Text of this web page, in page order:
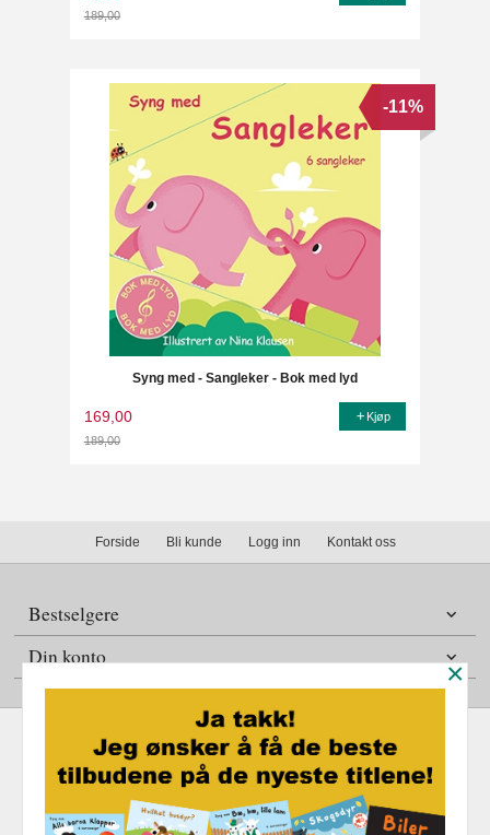
189,00
Syng med - Sangleker - Bok med lyd
169,00
189,00
-11%
Kjøp
Forside Bli kunde Logg inn Kontakt oss
Bestselgere
Din konto
Kjøpsbetingelser Sikkerhet og personvern
×